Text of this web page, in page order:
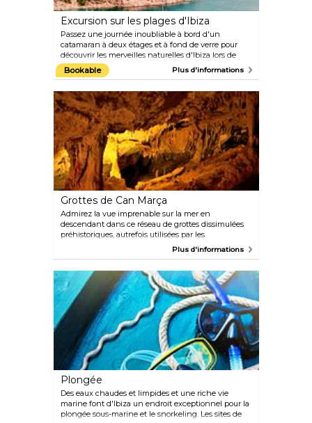
Excursion sur les plages d'Ibiza
Passez une journée inoubliable à bord d'un
catamaran à deux étages et à fond de verre pour
découvrir les merveilles naturelles d'Ibiza lors de
cette croisière amusante de cinq heures. Arrêtez-
vous sur deux des plus belles plages de la côte ouest
snorkeling ou du paddle, plongez depuis le
catamaran, admirez les trésors marins cachés
depuis la zone d'observation à fond de verre ou
détendez-vous simplement en profitant du soleil.
Bookable Plus d'informations
Grottes de Can Marça
Admirez la vue imprenable sur la mer en
descendant dans ce réseau de grottes dissimulées
préhistoriques, autrefois utilisées par les
contrebandiers de tabac et d'alcool. Des stalagmites
visites ont lieu tous les jours de l'année, toutes les
heures de 10h30 jusqu'au coucher du soleil.
Plus d'informations
Plongée
Des eaux chaudes et limpides et une riche vie
marine font d'Ibiza un endroit exceptionnel pour la
plongée sous-marine et le snorkeling. Les sites de